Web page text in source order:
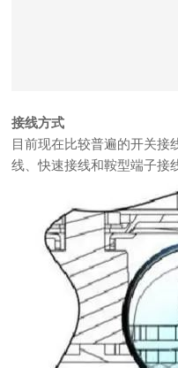
接线方式
目前现在比较普遍的开关接
线、快速接线和鞍型端子接